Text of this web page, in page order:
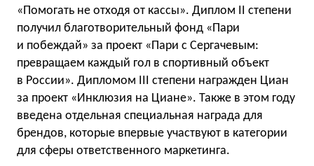
«Помогать не отходя от кассы». Диплом II степени
получил благотворительный фонд «Пари
и побеждай» за проект «Пари с Сергачевым:
превращаем каждый гол в спортивный объект
в России». Дипломом III степени награжден Циан
за проект «Инклюзия на Циане». Также в этом году
введена отдельная специальная награда для
брендов, которые впервые участвуют в категории
для сферы ответственного маркетинга.